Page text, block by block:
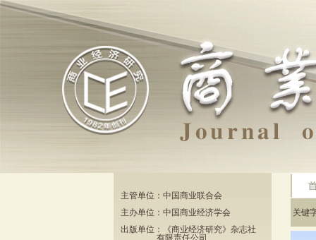
主管单位：中国商业联合会
主办单位：中国商业经济学会
出版单位：《商业经济研究》杂志社
有限责任公司
关键